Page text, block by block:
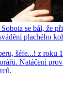
se bál, že
plachého
šéfe...! z roku
Natáčení